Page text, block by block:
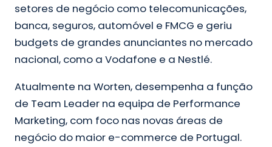
setores de negócio como telecomunicações,
banca, seguros, automóvel e FMCG e geriu
budgets de grandes anunciantes no mercado
nacional, como a Vodafone e a Nestlé.
Atualmente na Worten, desempenha a função
de Team Leader na equipa de Performance
Marketing, com foco nas novas áreas de
negócio do maior e-commerce de Portugal.